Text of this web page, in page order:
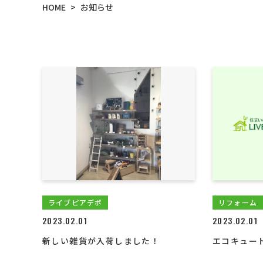
HOME > お知らせ
ライブピアデポ
2023.02.01
新しい雑貨が入荷しました！
リフォーム
2023.02.01
エコキュー